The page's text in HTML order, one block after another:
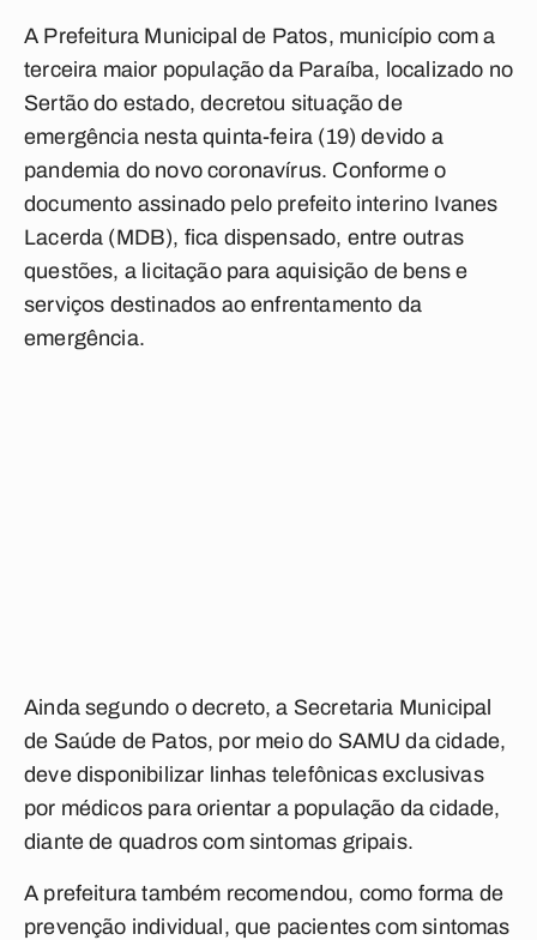
A Prefeitura Municipal de Patos, município com a
terceira maior população da Paraíba, localizado no
Sertão do estado, decretou situação de
emergência nesta quinta-feira (19) devido a
pandemia do novo coronavírus. Conforme o
documento assinado pelo prefeito interino Ivanes
Lacerda (MDB), fica dispensado, entre outras
questões, a licitação para aquisição de bens e
serviços destinados ao enfrentamento da
emergência.
Ainda segundo o decreto, a Secretaria Municipal
de Saúde de Patos, por meio do SAMU da cidade,
deve disponibilizar linhas telefônicas exclusivas
por médicos para orientar a população da cidade,
diante de quadros com sintomas gripais.
A prefeitura também recomendou, como forma de
prevenção individual, que pacientes com sintomas